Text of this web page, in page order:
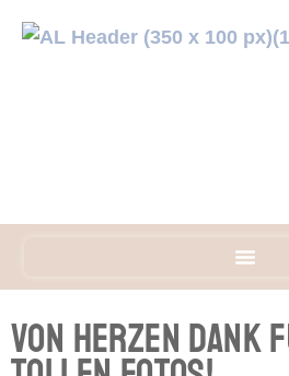
Von Herzen Dank